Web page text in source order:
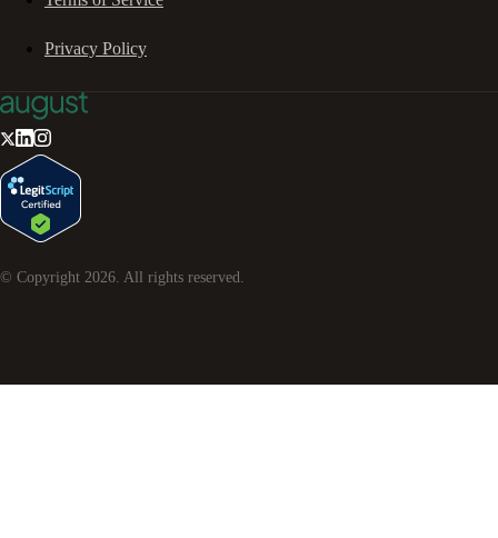
Privacy Policy
© Copyright 2026 . All rights reserved.